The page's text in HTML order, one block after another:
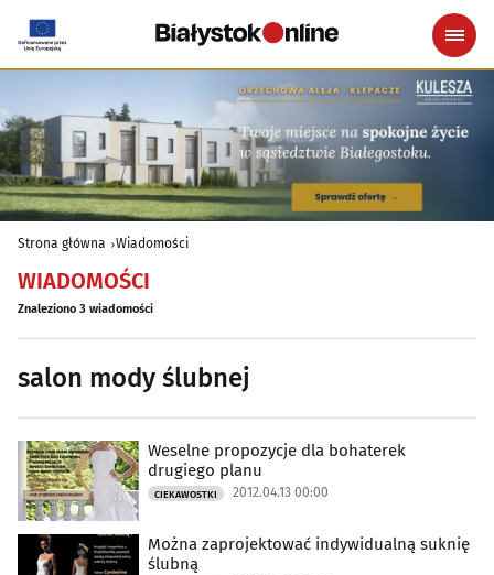
Strona główna Wiadomości
WIADOMOŚCI
Znaleziono 3 wiadomości
salon mody ślubnej
Weselne propozycje dla bohaterek
drugiego planu
CIEKAWOSTKI 2012.04.13 00:00
Można zaprojektować indywidualną suknię
ślubną